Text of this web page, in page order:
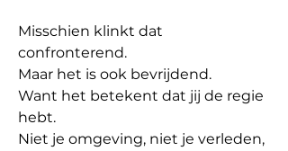
Misschien klinkt dat
confronterend.
Maar het is ook bevrijdend.
Want het betekent dat jij de regie
hebt.
Niet je omgeving, niet je verleden,